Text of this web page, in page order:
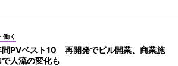
働く
間PVベスト10 再開発でビル開業、商業施
人流の変化も